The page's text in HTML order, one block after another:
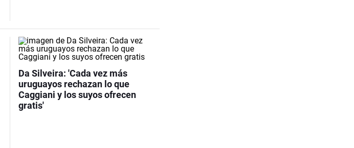
Da Silveira: 'Cada vez más
uruguayos rechazan lo que
Caggiani y los suyos ofrecen
gratis'